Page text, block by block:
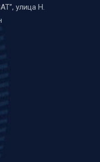
улица Н.